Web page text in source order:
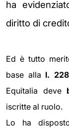
ha
diritto di
Ed è tutto
base alla l.
Equitalia deve
iscritte al ruolo.
Lo ha